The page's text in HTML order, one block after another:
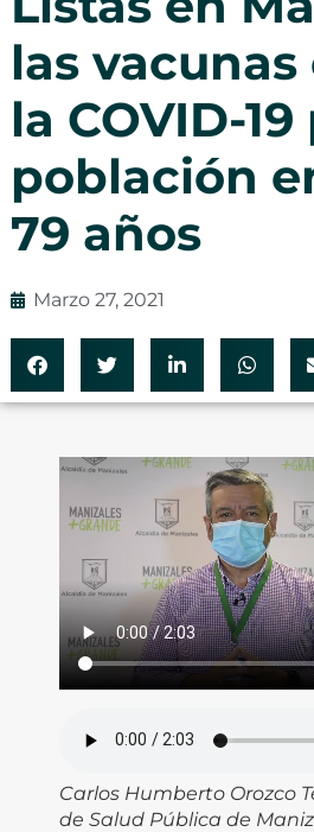
las
la COVID-
población
79 años
Marzo 27, 2021
Carlos Humberto Orozco
de Salud Pública de